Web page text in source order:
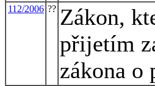
112/2006 ?? Zákon,
přijetím
zákona o